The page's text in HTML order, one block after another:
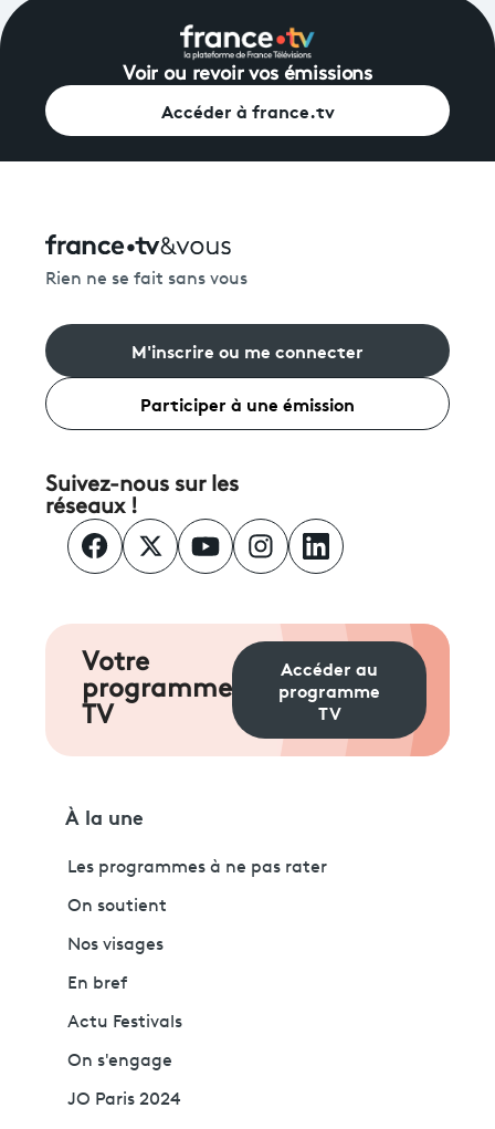
Voir ou revoir vos émissions
Accéder à france.tv
Rien ne se fait sans vous
M'inscrire ou me connecter
Participer à une émission
Suivez-nous sur les
réseaux !
Votre
programme
TV
Accéder au
programme
TV
À la une
Les programmes à ne pas rater
On soutient
Nos visages
En bref
Actu Festivals
On s'engage
JO Paris 2024